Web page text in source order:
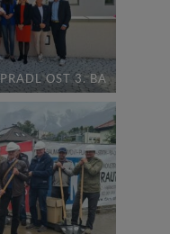
PRADL OST 3. BA